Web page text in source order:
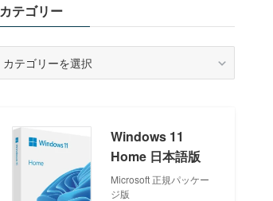
カテゴリー
Windows 11
Home 日本語版
Microsoft 正規パッケー
ジ版